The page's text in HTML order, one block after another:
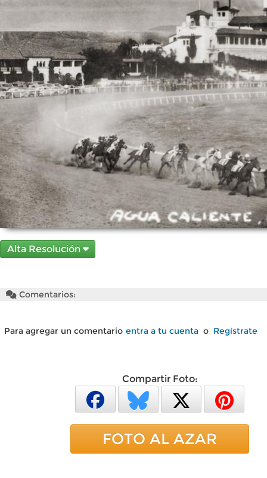
Alta Resolución
Comentarios:
Para agregar un comentario entra a tu cuenta o Regístrate
Compartir Foto:
FOTO AL AZAR